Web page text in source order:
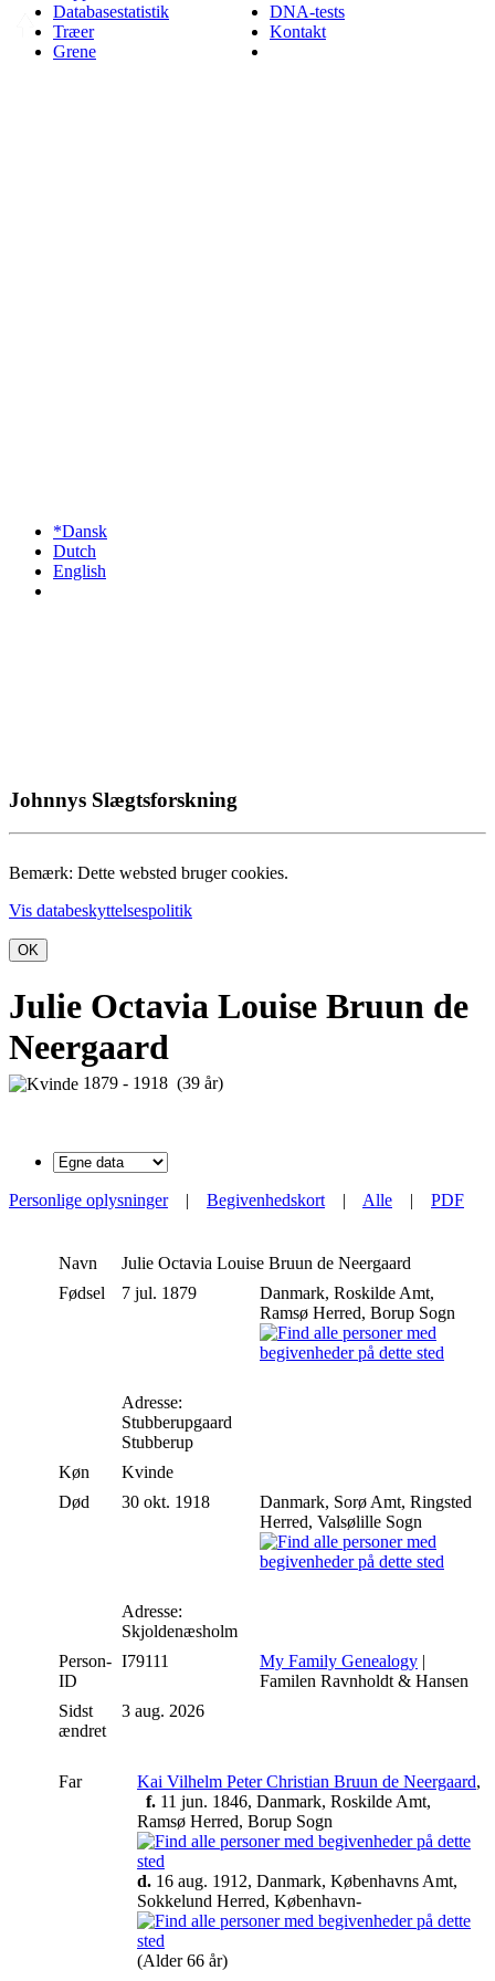
Databasestatistik
Træer
Grene
DNA-tests
Kontakt
*Dansk
Dutch
English
Johnnys Slægtsforskning
Bemærk: Dette websted bruger cookies.
Vis databeskyttelsespolitik
OK
Julie Octavia Louise Bruun de
Neergaard
1879 - 1918 (39 år)
Personlige oplysninger| Begivenhedskort | Alle | PDF
Navn Julie Octavia Louise Bruun de Neergaard
Fødsel
7 jul. 1879
Danmark, Roskilde Amt,
Ramsø Herred, Borup Sogn
Adresse:
Stubberupgaard
Stubberup
Køn
Kvinde
Død
30 okt. 1918
Danmark, Sorø Amt, Ringsted
Herred, Valsølille Sogn
Adresse:
Skjoldenæsholm
Person-
ID
I79111 My Family Genealogy |
Familen Ravnholdt & Hansen
Sidst
ændret
3 aug. 2026
Far Kai Vilhelm Peter Christian Bruun de Neergaard,
f. 11 jun. 1846, Danmark, Roskilde Amt,
Ramsø Herred, Borup Sogn
d. 16 aug. 1912, Danmark, Københavns Amt,
Sokkelund Herred, København-
(Alder 66 år)